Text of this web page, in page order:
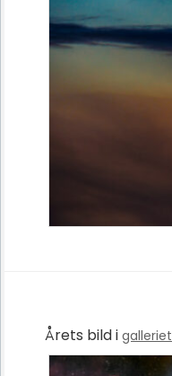
Årets bild i galleriet